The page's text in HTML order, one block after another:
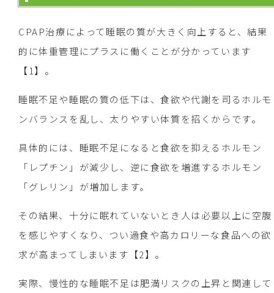
CPAP治療によって睡眠の質が大きく向上すると、結果
的に体重管理にプラスに働くことが分かっています
【1】。
睡眠不足や睡眠の質の低下は、食欲や代謝を司るホルモ
ンバランスを乱し、太りやすい体質を招くからです。
具体的には、睡眠不足になると食欲を抑えるホルモン
「レプチン」が減少し、逆に食欲を増進するホルモン
「グレリン」が増加します。
その結果、十分に眠れていないとき人は必要以上に空腹
を感じやすくなり、つい過食や高カロリーな食品への欲
求が高まってしまいます【2】。
実際、慢性的な睡眠不足は肥満リスクの上昇と関連して